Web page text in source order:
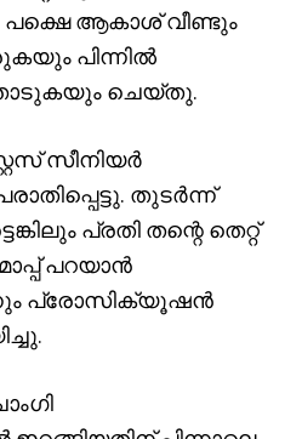
ആകാശ് വീണ്ടും
പിന്നില്‍
ചെയ്തു.
സീനിയര്‍
തുടർന്ന്
പ്രതി തന്റെ തെറ്റ്
പറയാൻ
പ്രോസിക്യൂഷൻ